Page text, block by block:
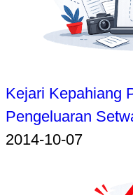
Kejari Kepahiang
Pengeluaran
2014-10-07